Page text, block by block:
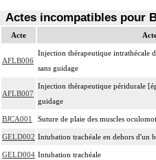
Actes incompatibles pour
Acte
AFLB006
Injection thérapeutique intrathécale
sans guidage
AFLB007
Injection thérapeutique péridurale
guidage
BJCA001 Suture de plaie des muscles
GELD002 Intubation trachéale en dehors d'un
GELD004 Intubation trachéale